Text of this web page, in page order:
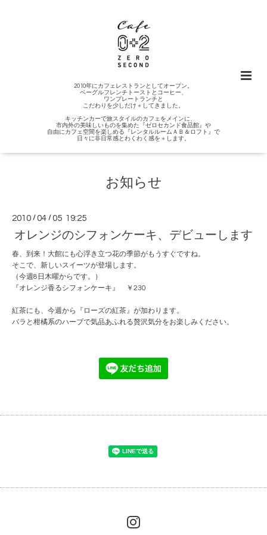
2010年にカフェレストランとしてオープン。
ベーグルフレンチトーストとコーヒー、
ワンプレートランチと
こだわりを少しだけ＋してきました。
キッチンカーで旅スタイルのカフェをメインに、
市内外の美味しいものを集めた『ゼロセカンド食品館』や
自由にカフェ空間を楽しめる『レンタルルームＡＢ＆ロフト』で
日々に非日常感とわくわく感を＋します。
お知らせ
2010 /04 /05 19:25
オレンジのシフォンケーキ、デビューします
春、到来！大館にも心浮き立つ花の季節がもうすぐですね。
そこで、新しいスイーツが登場します。
（今週8日木曜からです。）
『オレンジ香るシフォンケーキ』 ￥230
紅茶にも、今週から『ローズの紅茶』が加わります。
バラと柑橘系のハーブで気品あふれる贅沢気分をお楽しみください。